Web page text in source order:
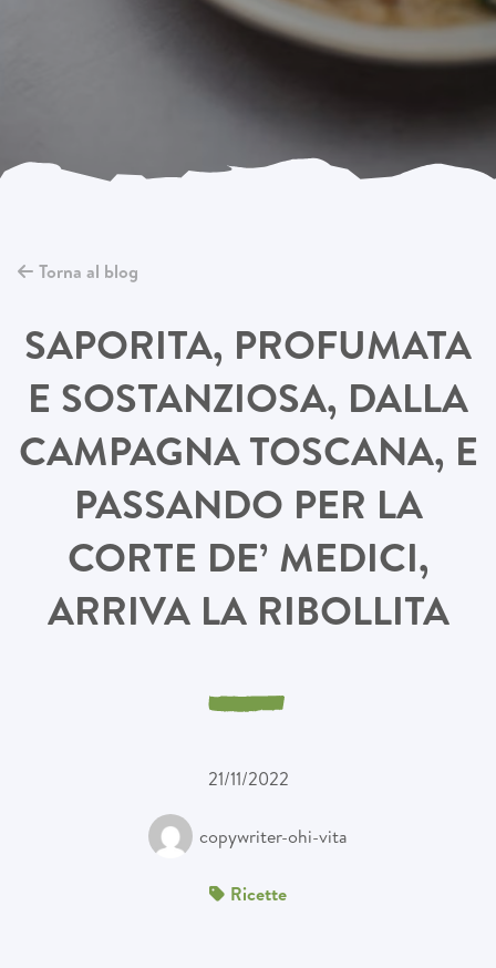
Torna al blog
SAPORITA, PROFUMATA
E SOSTANZIOSA, DALLA
CAMPAGNA TOSCANA, E
PASSANDO PER LA
CORTE DE’ MEDICI,
ARRIVA LA RIBOLLITA
21/11/2022
copywriter-ohi-vita
Ricette